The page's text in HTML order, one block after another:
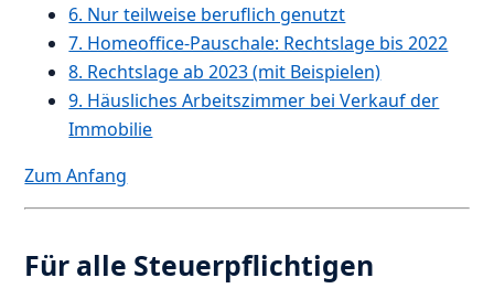
6. Nur teilweise beruflich genutzt
7. Homeoffice-Pauschale: Rechtslage bis 2022
8. Rechtslage ab 2023 (mit Beispielen)
9. Häusliches Arbeitszimmer bei Verkauf der
Immobilie
Zum Anfang
Für alle Steuerpflichtigen